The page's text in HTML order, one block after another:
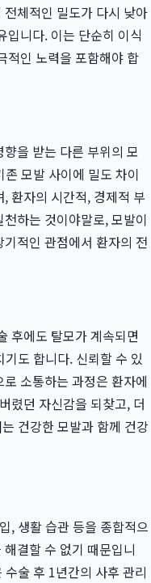
체적인 밀도가 다시 낮아
입니다. 이는 단순히 이식
적인 노력을 포함해야 합
을 받는 다른 부위의 모
모발 사이에 밀도 차이
환자의 시간적, 경제적 부
하는 것이야말로, 모발이
기적인 관점에서 환자의 전
후에도 탈모가 계속되면
도 합니다. 신뢰할 수 있
소통하는 과정은 환자에
렸던 자신감을 되찾고, 더
는 건강한 모발과 함께 건강
, 생활 습관 등을 종합적으
결할 수 없기 때문입니
수술 후 1년간의 사후 관리